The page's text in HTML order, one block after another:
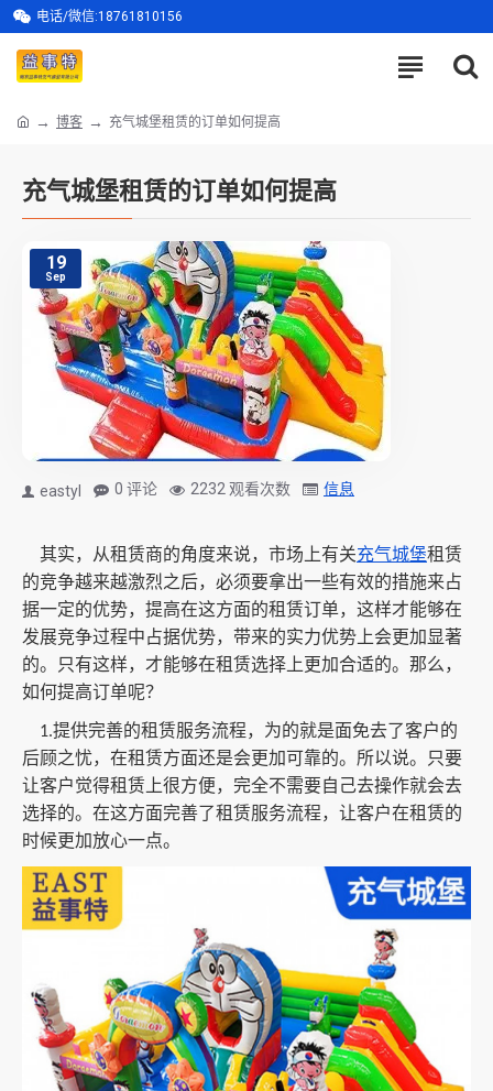
电话/微信:18761810156
博客 充气城堡租赁的订单如何提高
充气城堡租赁的订单如何提高
19
Sep
eastyl 0 评论 2232 观看次数 信息
其实，从租赁商的角度来说，市场上有关充气城堡租赁
的竞争越来越激烈之后，必须要拿出一些有效的措施来占
据一定的优势，提高在这方面的租赁订单，这样才能够在
发展竞争过程中占据优势，带来的实力优势上会更加显著
的。只有这样，才能够在租赁选择上更加合适的。那么，
如何提高订单呢？
1.提供完善的租赁服务流程，为的就是面免去了客户的
后顾之忧，在租赁方面还是会更加可靠的。所以说。只要
让客户觉得租赁上很方便，完全不需要自己去操作就会去
选择的。在这方面完善了租赁服务流程，让客户在租赁的
时候更加放心一点。